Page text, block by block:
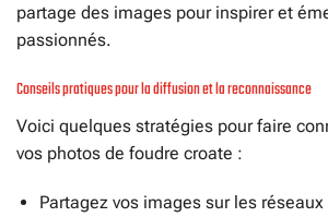
partage des images pour inspirer et
passionnés.
Conseils pratiques pour la diffusion et la reconnaissance
Voici quelques stratégies pour faire
vos photos de foudre croate :
Partagez vos images sur les